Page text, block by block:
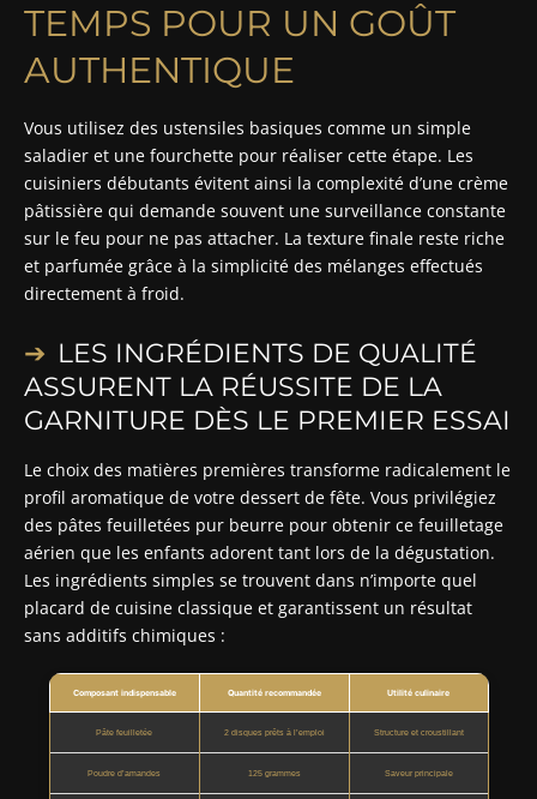
TEMPS POUR UN GOÛT
AUTHENTIQUE
Vous utilisez des ustensiles basiques comme un simple
saladier et une fourchette pour réaliser cette étape. Les
cuisiniers débutants évitent ainsi la complexité d’une crème
pâtissière qui demande souvent une surveillance constante
sur le feu pour ne pas attacher. La texture finale reste riche
et parfumée grâce à la simplicité des mélanges effectués
directement à froid.
LES INGRÉDIENTS DE QUALITÉ
ASSURENT LA RÉUSSITE DE LA
GARNITURE DÈS LE PREMIER ESSAI
Le choix des matières premières transforme radicalement le
profil aromatique de votre dessert de fête. Vous privilégiez
des pâtes feuilletées pur beurre pour obtenir ce feuilletage
aérien que les enfants adorent tant lors de la dégustation.
Les ingrédients simples se trouvent dans n’importe quel
placard de cuisine classique et garantissent un résultat
sans additifs chimiques :
Composant indispensable Quantité recommandée Utilité culinaire
Pâte feuilletée 2 disques prêts à l’emploi Structure et croustillant
Poudre d’amandes 125 grammes Saveur principale